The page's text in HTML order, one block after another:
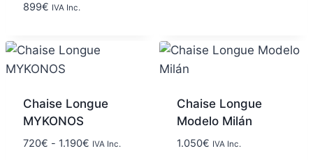
899€ IVA Inc.
Chaise Longue
MYKONOS
720€ - 1.190€ IVA Inc.
Chaise Longue
Modelo Milán
1.050€ IVA Inc.